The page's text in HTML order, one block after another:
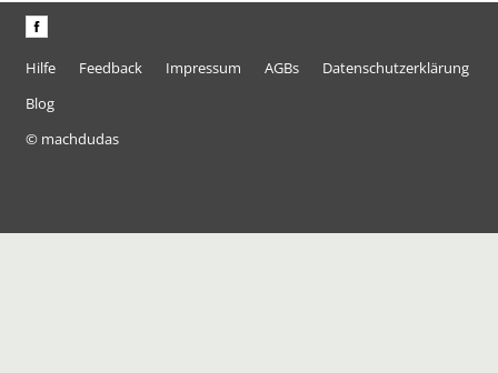
Hilfe Feedback Impressum AGBs
Datenschutzerklärung
Blog
© machdudas